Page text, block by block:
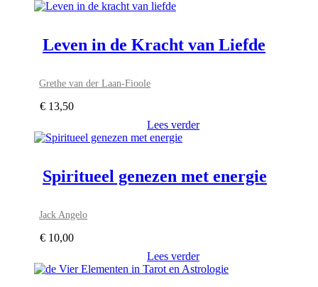
Leven in de Kracht van Liefde
Grethe van der Laan-Fioole
€ 13,50
Lees verder
Spiritueel genezen met energie
Jack Angelo
€ 10,00
Lees verder